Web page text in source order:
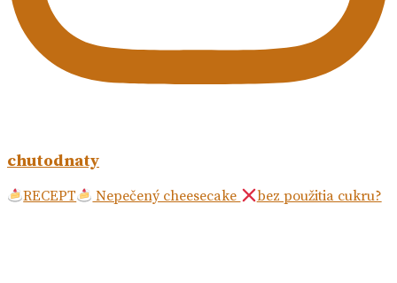
chutodnaty
RECEPT Nepečený cheesecake bez použitia cukru?